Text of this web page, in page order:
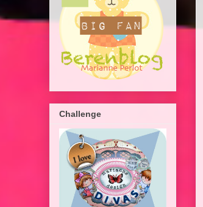
Challenge